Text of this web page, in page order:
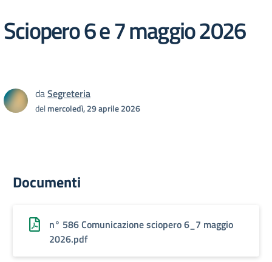
Sciopero 6 e 7 maggio 2026
daSegreteria
delmercoledì, 29 aprile 2026
Documenti
n° 586 Comunicazione sciopero 6_7 maggio
2026.pdf